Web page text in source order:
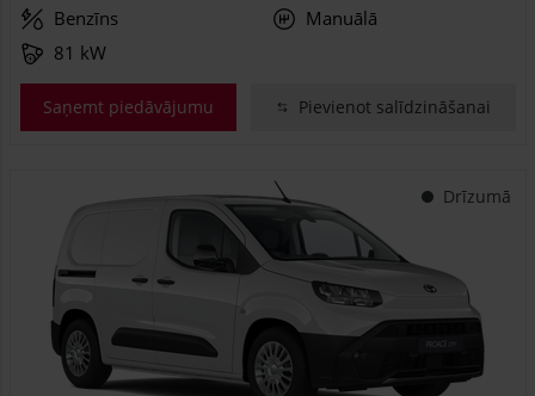
Benzīns
Manuālā
81 kW
Saņemt piedāvājumu Pievienot salīdzināšanai
Drīzumā